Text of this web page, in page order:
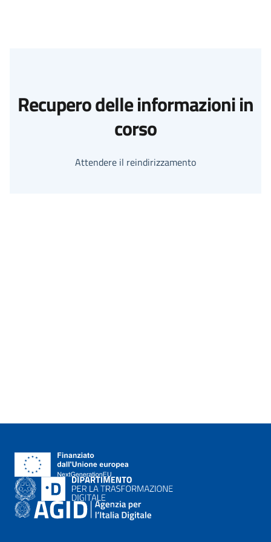
Recupero delle informazioni in
corso
Attendere il reindirizzamento